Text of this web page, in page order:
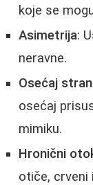
koje se
Asimetrija:
neravne.
Osećaj
osećaj
mimiku.
Hronični
otiče, crveni